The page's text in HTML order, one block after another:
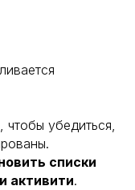
, чтобы убедиться,
списки
активити.